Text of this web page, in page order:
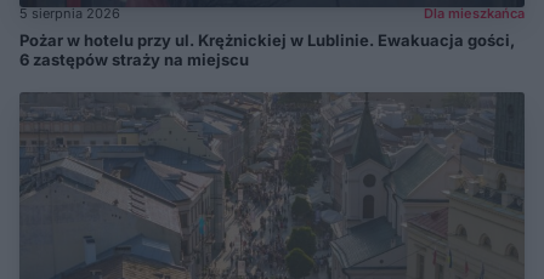
5 sierpnia 2026 Dla mieszkańca
Pożar w hotelu przy ul. Krężnickiej w Lublinie. Ewakuacja gości,
6 zastępów straży na miejscu